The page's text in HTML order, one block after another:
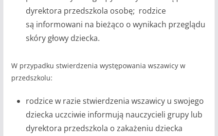
dyrektora przedszkola osobę; rodzice
są informowani na bieżąco o wynikach przeglądu
skóry głowy dziecka.
W przypadku stwierdzenia występowania wszawicy w
przedszkolu:
rodzice w razie stwierdzenia wszawicy u swojego
dziecka uczciwie informują nauczycieli grupy lub
dyrektora przedszkola o zakażeniu dziecka